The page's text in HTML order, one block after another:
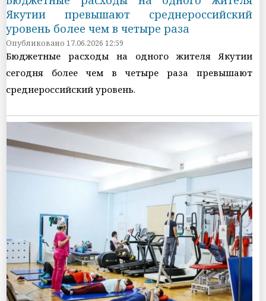
Якутии превышают среднероссийский
уровень более чем в четыре раза
Опубликовано 17.06.2026 12:59
Бюджетные расходы на одного жителя Якутии
сегодня более чем в четыре раза превышают
среднероссийский уровень.